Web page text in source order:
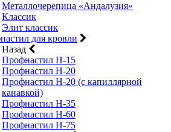
Металлочерепица «Андалузия»
Классик
Элит классик
для кровли
Назад
Профнастил Н-15
Профнастил Н-20
Профнастил Н-20 (с капиллярной
канавкой)
Профнастил Н-35
Профнастил Н-60
Профнастил Н-75